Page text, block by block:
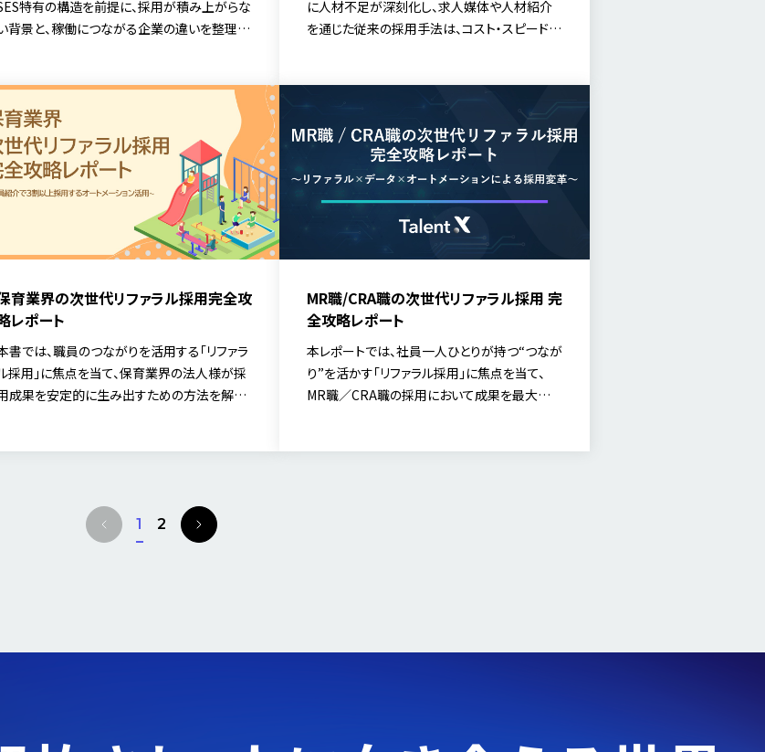
特有の構造を前提に、採用が積み上がらな
背景と、稼働につながる企業の違いを整理し
留が起きやすく、どこを押さえるべきなのか
まとめています。
に人材不足が深刻化し、求人媒体や人材紹介
を通じた従来の採用手法は、コスト・スピード・
への接点が眠ったままになっています。 今回は、
社員のつながりを活用する「リファラル採用」に
焦点を当て、リファラル採用の成果を創出する
ための方法を解説していきます。
育業界の次世代リファラル採用完全攻
レポート
書では、職員のつながりを活用する「リファラ
採用」に焦点を当て、保育業界の法人様が採
成果を安定的に生み出すための方法を解説
MR職/CRA職の次世代リファラル採用 完
全攻略レポート
本レポートでは、社員一人ひとりが持つ“つなが
り”を活かす「リファラル採用」に焦点を当て、
MR職／CRA職の採用において成果を最大化す
P
r
1 2
N
e